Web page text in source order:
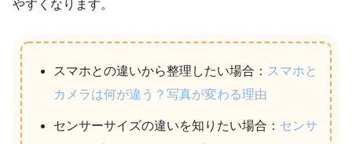
やすくなります。
スマホとの違いから整理したい場合： スマホと
カメラは何が違う？写真が変わる理由
センサーサイズの違いを知りたい場合： センサ